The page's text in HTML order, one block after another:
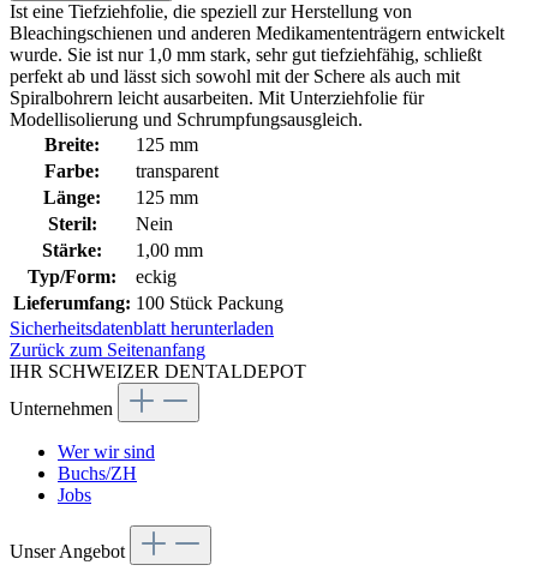
Ist eine Tiefziehfolie, die speziell zur Herstellung von
Bleachingschienen und anderen Medikamententrägern entwickelt
wurde. Sie ist nur 1,0 mm stark, sehr gut tiefziehfähig, schließt
perfekt ab und lässt sich sowohl mit der Schere als auch mit
Spiralbohrern leicht ausarbeiten. Mit Unterziehfolie für
Modellisolierung und Schrumpfungsausgleich.
Breite:
125 mm
Farbe:
transparent
Länge:
125 mm
Steril:
Nein
Stärke:
1,00 mm
Typ/Form:
eckig
Lieferumfang: 100 Stück Packung
Sicherheitsdatenblatt herunterladen
Zurück zum Seitenanfang
IHR SCHWEIZER DENTALDEPOT
Unternehmen
Wer wir sind
Buchs/ZH
Jobs
Unser Angebot